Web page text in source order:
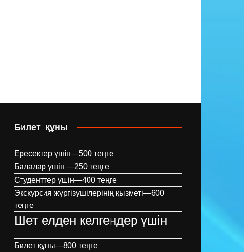
Билет құны
Ересектер үшін—500 теңге
Балалар үшін —250 теңге
Студенттер үшін—400 теңге
Экскурсия жүргізушілерінің қызметі—600
теңге
Шет елден келгендер үшін
Билет құны—800 теңге